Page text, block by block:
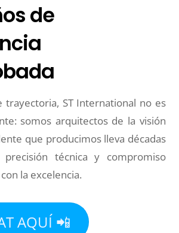
de
trayectoria, ST International no es
somos arquitectos de la visión
que producimos lleva décadas
precisión técnica y compromiso
la excelencia.
AQUÍ 📲